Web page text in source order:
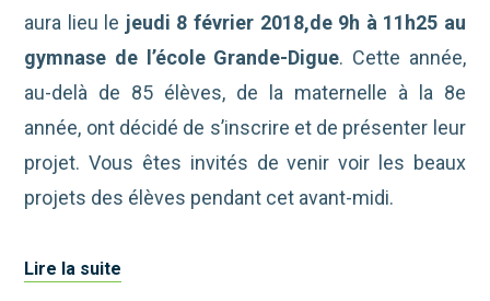
aura lieu le jeudi 8 février 2018,de 9h à 11h25 au
gymnase de l’école Grande-Digue. Cette année,
au-delà de 85 élèves, de la maternelle à la 8e
année, ont décidé de s’inscrire et de présenter leur
projet. Vous êtes invités de venir voir les beaux
projets des élèves pendant cet avant-midi.
Lire la suite